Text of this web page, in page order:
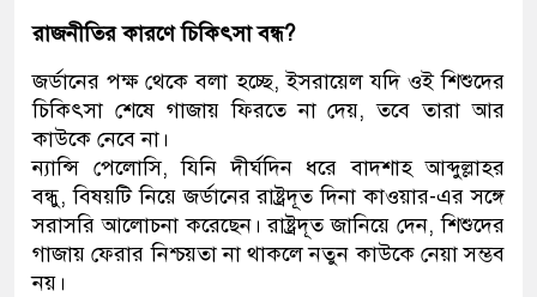
রাজনীতির কারণে চিকিৎসা বন্ধ?
জর্ডানের পক্ষ থেকে বলা হচ্ছে, ইসরায়েল যদি ওই শিশুদের
চিকিৎসা শেষে গাজায় ফিরতে না দেয়, তবে তারা আর
কাউকে নেবে না।
ন্যান্সি পেলোসি, যিনি দীর্ঘদিন ধরে বাদশাহ আব্দুল্লাহর
বন্ধু, বিষয়টি নিয়ে জর্ডানের রাষ্ট্রদূত দিনা কাওয়ার-এর সঙ্গে
সরাসরি আলোচনা করেছেন। রাষ্ট্রদূত জানিয়ে দেন, শিশুদের
গাজায় ফেরার নিশ্চয়তা না থাকলে নতুন কাউকে নেয়া সম্ভব
নয়।